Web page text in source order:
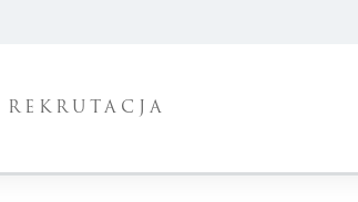
REKRUTACJA